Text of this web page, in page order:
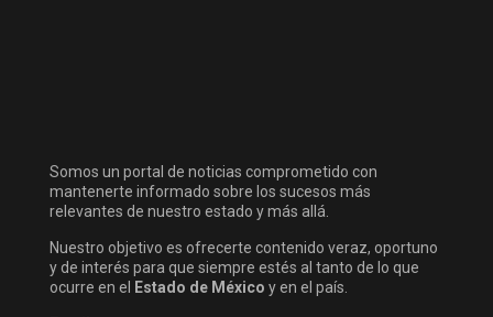
Somos un portal de noticias comprometido con
mantenerte informado sobre los sucesos más
relevantes de nuestro estado y más allá.
Nuestro objetivo es ofrecerte contenido veraz, oportuno
y de interés para que siempre estés al tanto de lo que
ocurre en el
Estado de México y en el país.